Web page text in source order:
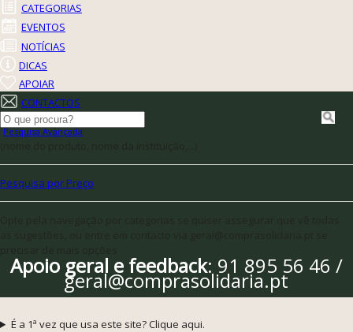
CATEGORIAS
EVENTOS
NOTÍCIAS
DICAS
APOIAR
CONTACTOS
Pesquisa Avançada
Pesquisa por Preço
Apoio geral e feedback: 91 895 56 46 /
geral@comprasolidaria.pt
É a 1ª vez que usa este site? Clique aqui.